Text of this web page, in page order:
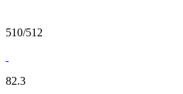
510/512
82.3